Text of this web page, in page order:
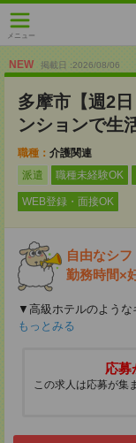
メニュー
NEW 掲載日 :2026/08/06
多摩市【週2
ンションで生
職種： 介護関連
派遣
職種未経験OK
WEB登録・面接OK
自由なシ
勤務時間×
▼高級ホテルのような
もっとみる
応募
この求人は応募が集